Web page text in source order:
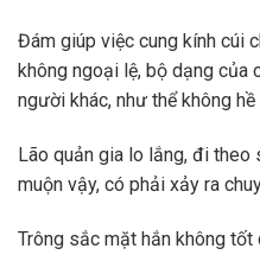
Đám giúp việc cung kính cúi
không ngoại lệ, bộ dạng của
người khác, như thể không
Lão quản gia lo lắng, đi theo
muộn vậy, có phải xảy ra
Trông sắc mặt hắn không tốt